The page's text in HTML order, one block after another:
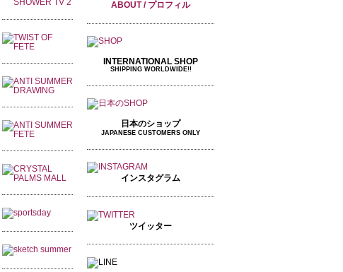
ABOUT / プロフィル
INTERNATIONAL SHOP
SHIPPING WORLDWIDE!!
日本のショップ
JAPANESE CUSTOMERS ONLY
インスタグラム
ツイッター